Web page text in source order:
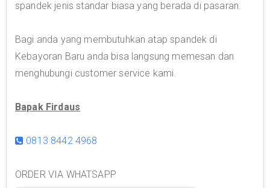
spandek jenis standar biasa yang berada di pasaran.
Bagi anda yang membutuhkan atap spandek di
Kebayoran Baru anda bisa langsung memesan dan
menghubungi customer service kami.
Bapak Firdaus
0813 8442 4968
ORDER VIA WHATSAPP